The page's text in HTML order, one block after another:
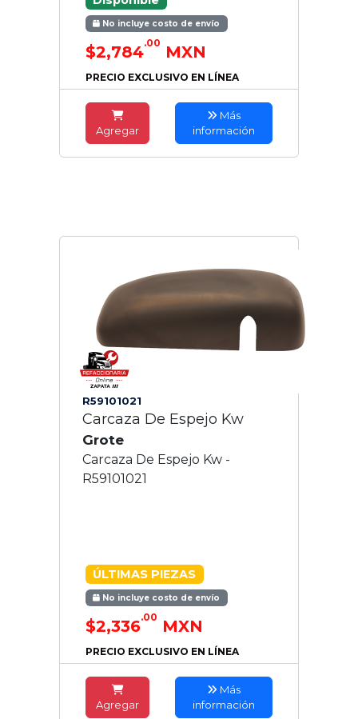
No incluye costo de envío
$2,784.00 MXN
PRECIO EXCLUSIVO EN LÍNEA
Agregar
Más
información
R59101021
Carcaza De Espejo Kw
Grote
Carcaza De Espejo Kw -
R59101021
ÚLTIMAS PIEZAS
No incluye costo de envío
$2,336.00 MXN
PRECIO EXCLUSIVO EN LÍNEA
Agregar
Más
información